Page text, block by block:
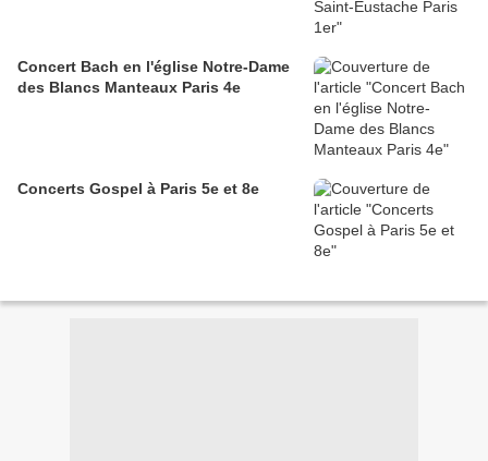
Concert Bach en l'église Notre-Dame
des Blancs Manteaux Paris 4e
Concerts Gospel à Paris 5e et 8e